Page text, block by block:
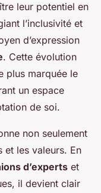
leur potentiel en
l’inclusivité et
d’expression
. Cette évolution
plus marquée le
un espace
de soi.
non seulement
et les valeurs. En
d’experts et
il devient clair